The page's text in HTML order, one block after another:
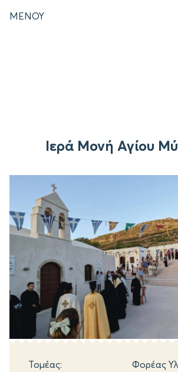
ΜΕΝΟΥ
Ιερά Μονή Αγίου
Τομέας:
Φορέας